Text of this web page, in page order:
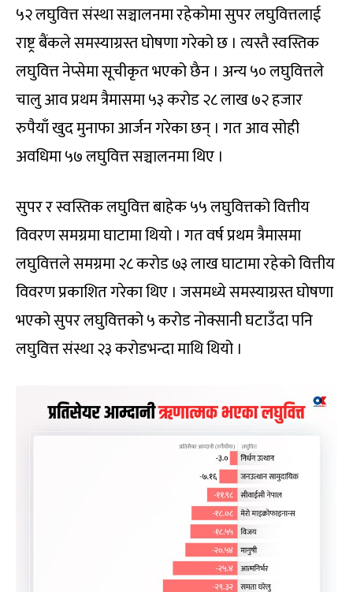
५२ लघुवित्त संस्था सञ्चालनमा रहेकोमा सुपर लघुवित्तलाई
राष्ट्र बैंकले समस्याग्रस्त घोषणा गरेको छ । त्यस्तै स्वस्तिक
लघुवित्त नेप्सेमा सूचीकृत भएको छैन । अन्य ५० लघुवित्तले
चालु आव प्रथम त्रैमासमा ५३ करोड २८ लाख ७२ हजार
रुपैयाँ खुद मुनाफा आर्जन गरेका छन् । गत आव सोही
अवधिमा ५७ लघुवित्त सञ्चालनमा थिए ।
सुपर र स्वस्तिक लघुवित्त बाहेक ५५ लघुवित्तको वित्तीय
विवरण समग्रमा घाटामा थियो । गत वर्ष प्रथम त्रैमासमा
लघुवित्तले समग्रमा २८ करोड ७३ लाख घाटामा रहेको वित्तीय
विवरण प्रकाशित गरेका थिए । जसमध्ये समस्याग्रस्त घोषणा
भएको सुपर लघुवित्तको ५ करोड नोक्सानी घटाउँदा पनि
लघुवित्त संस्था २३ करोडभन्दा माथि थियो ।